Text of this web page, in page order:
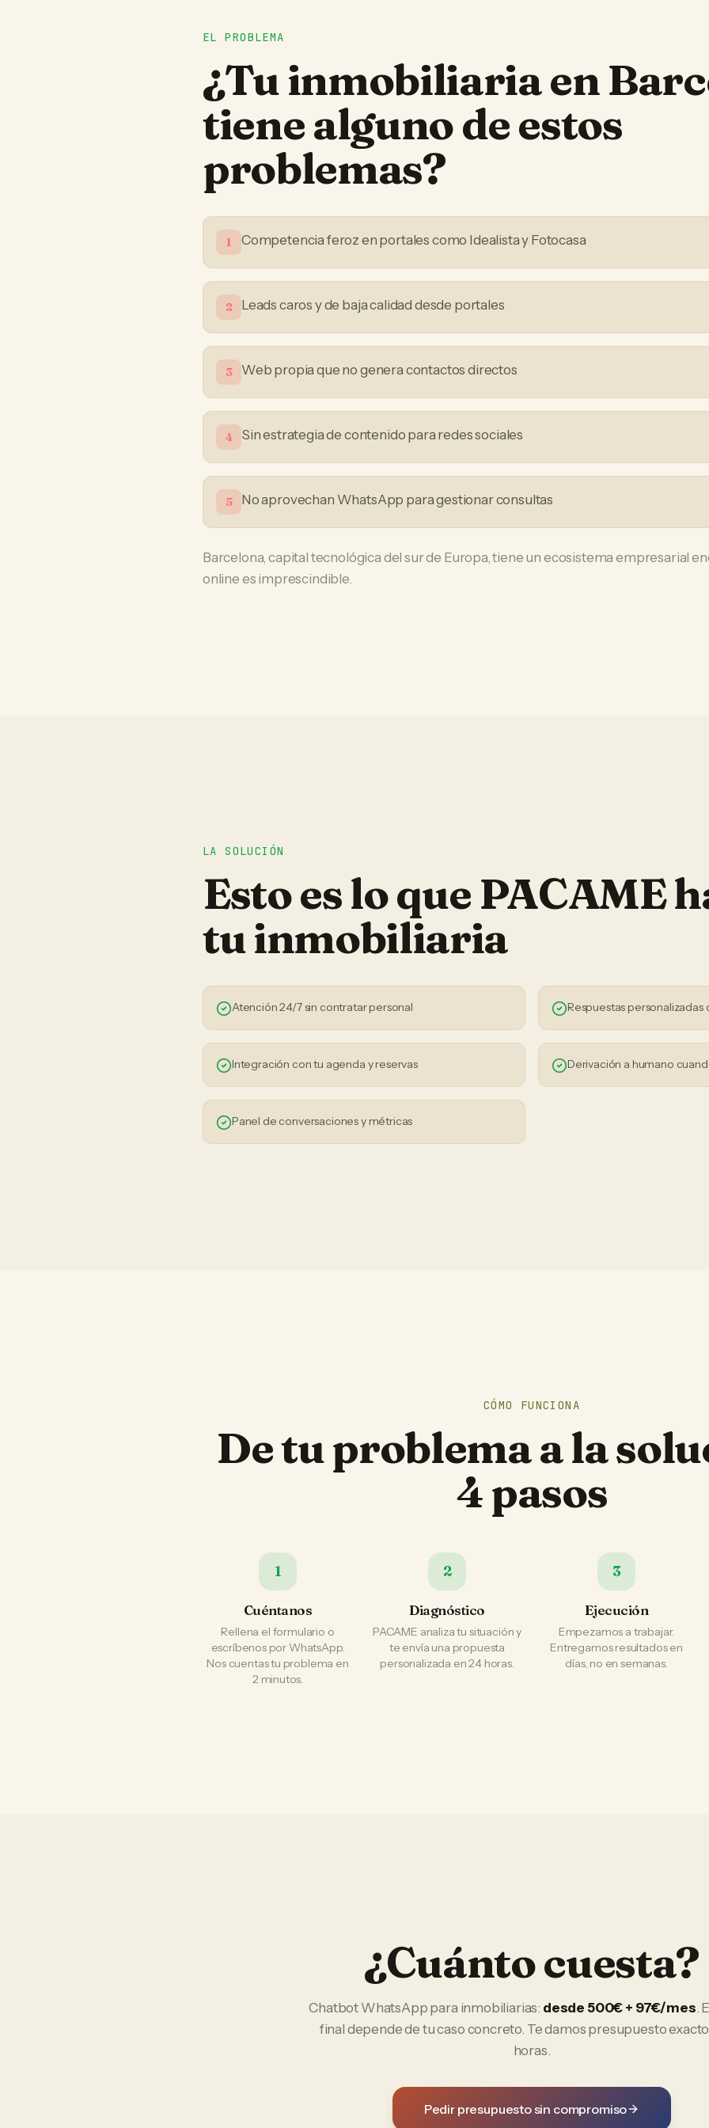
EL PROBLEMA
¿Tuinmobiliariaen
tiene alguno de estos
problemas?
1 Competencia feroz en portales como Idealista y Fotocasa
2 Leads caros y de baja calidad desde portales
3 Web propia que no genera contactos directos
4 Sin estrategia de contenido para redes sociales
5 No aprovechan WhatsApp para gestionar consultas
Barcelona, capital tecnológica del sur de Europa, tiene un ecosistema empresarial
online es imprescindible.
LA SOLUCIÓN
Esto es lo que PACAME
tuinmobiliaria
Atención 24/7 sin contratar personal Respuestas personalizadas
Integración con tu agenda y reservas Derivación a humano
Panel de conversaciones y métricas
CÓMO FUNCIONA
De tu problema a la
4 pasos
1
Cuéntanos
Rellena el formulario o
escríbenos por WhatsApp.
Nos cuentas tu problema en
2 minutos.
2
Diagnóstico
PACAME analiza tu situación y
te envía una propuesta
personalizada en 24 horas.
3
Ejecución
Empezamos a trabajar.
Entregamos resultados en
días, no en semanas.
¿Cuánto cuesta?
Chatbot WhatsApp para inmobiliarias: desde 500€ + 97€/mes.
final depende de tu caso concreto. Te damos presupuesto
horas.
Pedir presupuesto sin compromiso